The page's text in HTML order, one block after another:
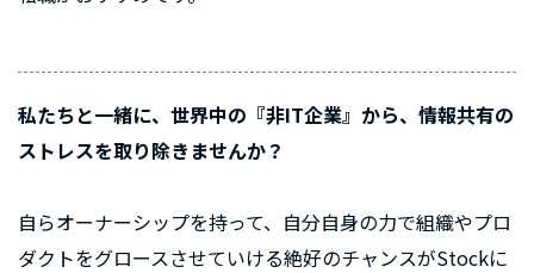
私たちと一緒に、世界中の『非IT企業』から、情報共有の
ストレスを取り除きませんか？
自らオーナーシップを持って、自分自身の力で組織やプロ
ダクトをグロースさせていける絶好のチャンスがStockに